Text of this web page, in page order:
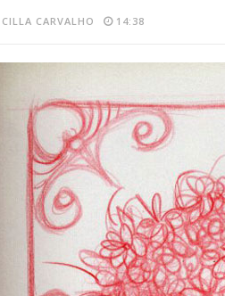
CILLA CARVALHO 14:38